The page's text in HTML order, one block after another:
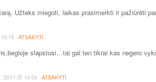
Užteks miegoti, laikas prasimerkti ir pažiūrėti
10:15 · ATSAKYTI
slapstosi…tai gal ten tikrai kas negero
2011 IŠ 14:54 · ATSAKYTI